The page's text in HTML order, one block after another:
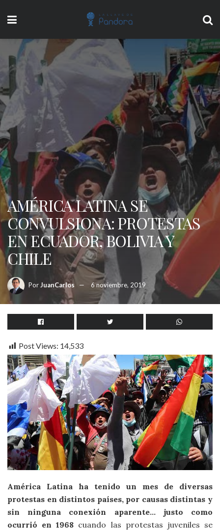
AMÉRICA LATINA SE
CONVULSIONA: PROTESTAS
EN ECUADOR, BOLIVIA Y
CHILE
PorJuanCarlos 6 noviembre, 2019
Post Views: 14,533
América Latina ha tenido un mes de diversas
protestas en distintos países, por causas distintas y
sin ninguna conexión aparente… justo como
ocurrió en 1968 cuando las protestas juveniles se